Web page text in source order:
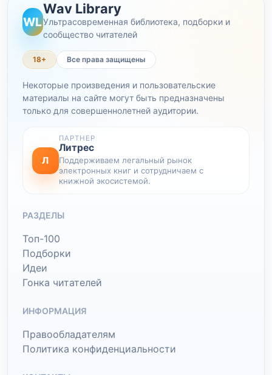
WL
Wav Library
Ультрасовременная библиотека, подборки и
сообщество читателей
18+ Все права защищены
Некоторые произведения и пользовательские
материалы на сайте могут быть предназначены
только для совершеннолетней аудитории.
Л
ПАРТНЕР
Литрес
Поддерживаем легальный рынок
электронных книг и сотрудничаем с
книжной экосистемой.
РАЗДЕЛЫ
Топ-100
Подборки
Идеи
Гонка читателей
ИНФОРМАЦИЯ
Правообладателям
Политика конфиденциальности